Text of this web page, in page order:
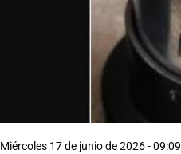
Miércoles 17 de junio de 2026 - 09:09